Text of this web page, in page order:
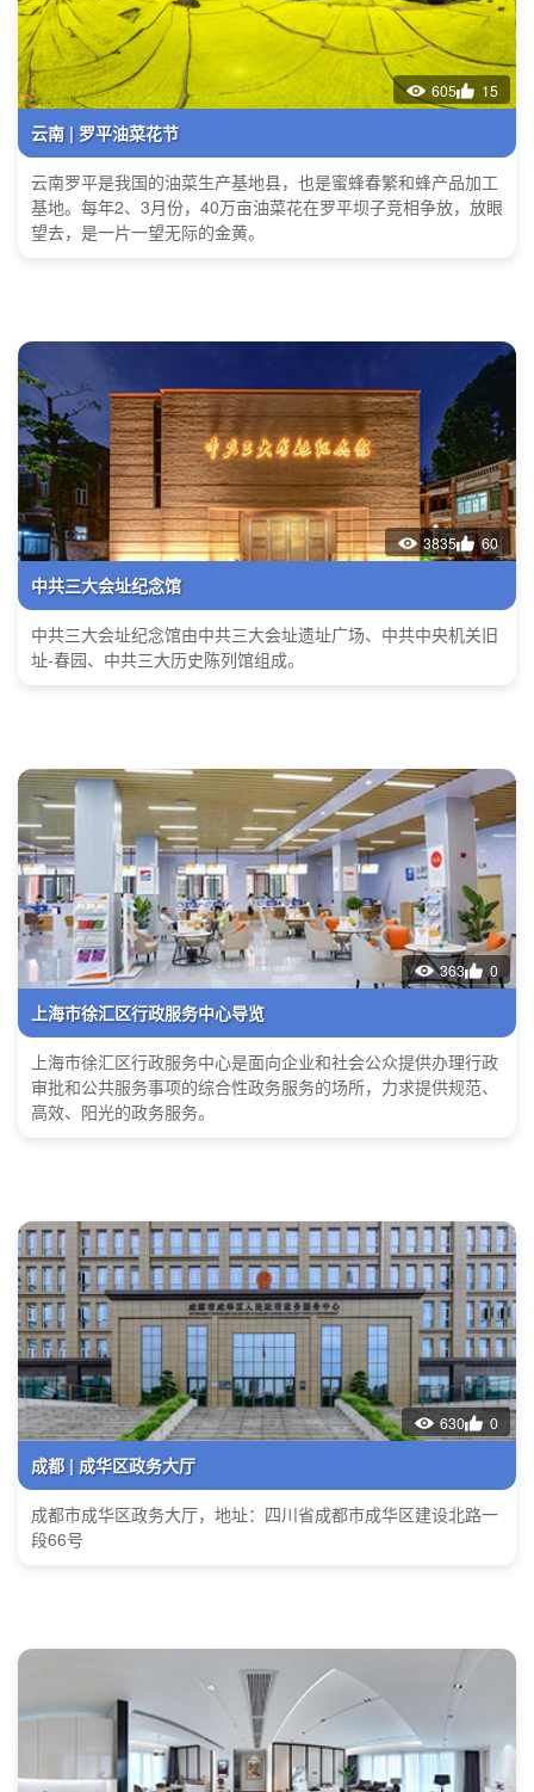
605 15
云南 | 罗平油菜花节
云南罗平是我国的油菜生产基地县，也是蜜蜂春繁和蜂产品加工
基地。每年2、3月份，40万亩油菜花在罗平坝子竞相争放，放眼
望去，是一片一望无际的金黄。
3835 60
中共三大会址纪念馆
中共三大会址纪念馆由中共三大会址遗址广场、中共中央机关旧
址-春园、中共三大历史陈列馆组成。
363 0
上海市徐汇区行政服务中心导览
上海市徐汇区行政服务中心是面向企业和社会公众提供办理行政
审批和公共服务事项的综合性政务服务的场所，力求提供规范、
高效、阳光的政务服务。
630 0
成都 | 成华区政务大厅
成都市成华区政务大厅，地址：四川省成都市成华区建设北路一
段66号